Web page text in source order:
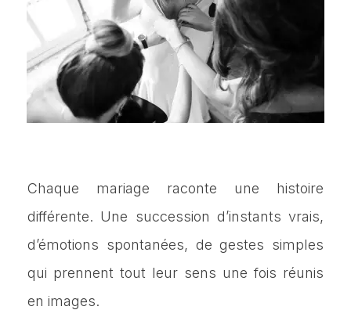
Chaque mariage raconte une histoire
différente. Une succession d’instants vrais,
d’émotions spontanées, de gestes simples
qui prennent tout leur sens une fois réunis
en images.